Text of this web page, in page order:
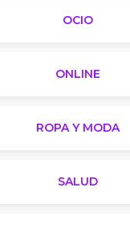
OCIO
ONLINE
ROPA Y MODA
SALUD